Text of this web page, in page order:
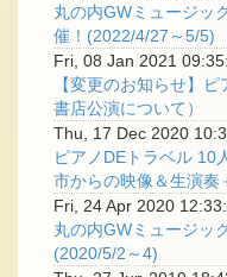
丸の内GWミュージッ
催！(2022/4/27～5/5)
Fri, 08 Jan 2021
【変更のお知らせ】
書店公演について）
Thu, 17 Dec 2020
ピアノDEトラベル 10
市からの映像＆生演奏
Fri, 24 Apr 2020
丸の内GWミュージッ
(2020/5/2～4)